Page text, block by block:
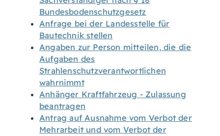
Bundesbodenschutzgesetz
Anfrage bei der Landesstelle für
Bautechnik stellen
Angaben zur Person mitteilen, die die
Aufgaben des
Strahlenschutzverantwortlichen
wahrnimmt
Anhänger Kraftfahrzeug - Zulassung
beantragen
Antrag auf Ausnahme vom Verbot der
Mehrarbeit und vom Verbot der